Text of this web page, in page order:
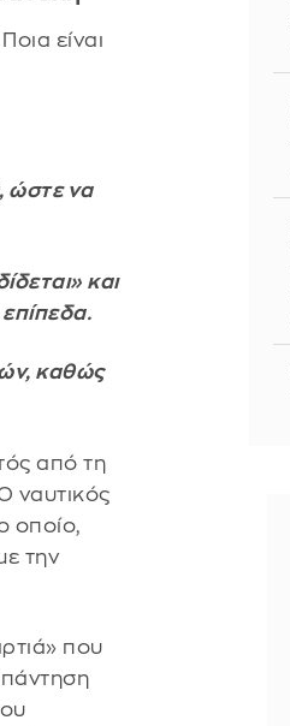
είναι
ώστε να
και
καθώς
από τη
ναυτικός
οποίο,
την
που